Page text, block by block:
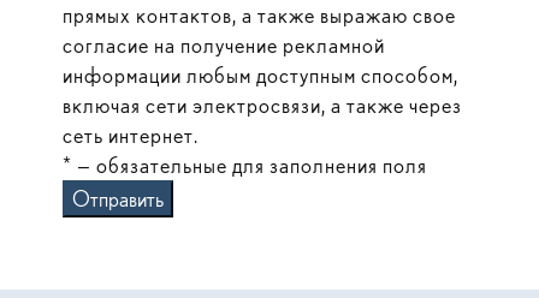
прямых контактов, а также выражаю свое
согласие на получение рекламной
информации любым доступным способом,
включая сети электросвязи, а также через
сеть интернет.
* — обязательные для заполнения поля
Отправить